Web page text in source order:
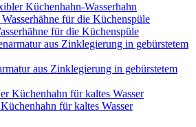
Küchenhahn-Wasserhahn
für die Küchenspüle
aus Zinklegierung in gebürstetem
für kaltes Wasser